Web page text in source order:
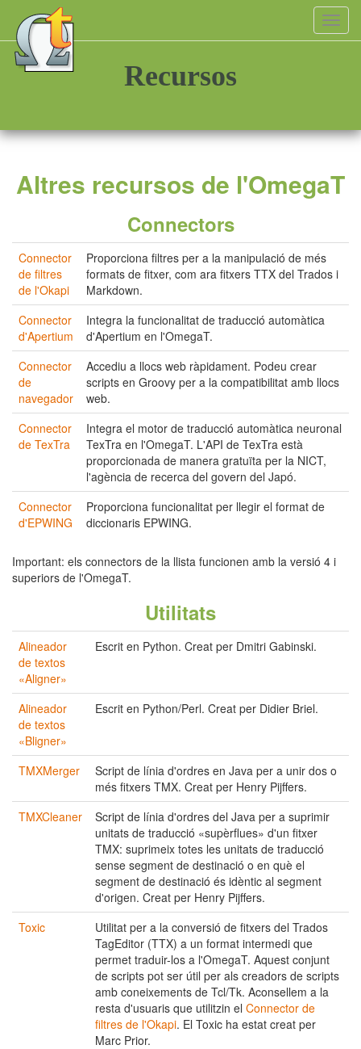
Recursos
Altres recursos de l'OmegaT
Connectors
Connector
de filtres
de l'Okapi
Proporciona filtres per a la manipulació de més
formats de fitxer, com ara fitxers TTX del Trados i
Markdown.
Connector
d'Apertium
Integra la funcionalitat de traducció automàtica
d'Apertium en l'OmegaT.
Connector
de
navegador
Accediu a llocs web ràpidament. Podeu crear
scripts en Groovy per a la compatibilitat amb llocs
web.
Connector
de TexTra
Integra el motor de traducció automàtica neuronal
TexTra en l'OmegaT. L'API de TexTra està
proporcionada de manera gratuïta per la NICT,
l'agència de recerca del govern del Japó.
Connector
d'EPWING
Proporciona funcionalitat per llegir el format de
diccionaris EPWING.
Important: els connectors de la llista funcionen amb la versió 4 i
superiors de l'OmegaT.
Utilitats
Alineador
de textos
«Aligner»
Escrit en Python. Creat per Dmitri Gabinski.
Alineador
de textos
«Bligner»
Escrit en Python/Perl. Creat per Didier Briel.
TMXMerger
Script de línia d'ordres en Java per a unir dos o
més fitxers TMX. Creat per Henry Pijffers.
TMXCleaner
Script de línia d'ordres del Java per a suprimir
unitats de traducció «supèrflues» d'un fitxer
TMX: suprimeix totes les unitats de traducció
sense segment de destinació o en què el
segment de destinació és idèntic al segment
d'origen. Creat per Henry Pijffers.
Toxic
Utilitat per a la conversió de fitxers del Trados
TagEditor (TTX) a un format intermedi que
permet traduir-los a l'OmegaT. Aquest conjunt
de scripts pot ser útil per als creadors de scripts
amb coneixements de Tcl/Tk. Aconsellem a la
resta d'usuaris que utilitzin el Connector de
filtres de l'Okapi. El Toxic ha estat creat per
Marc Prior.